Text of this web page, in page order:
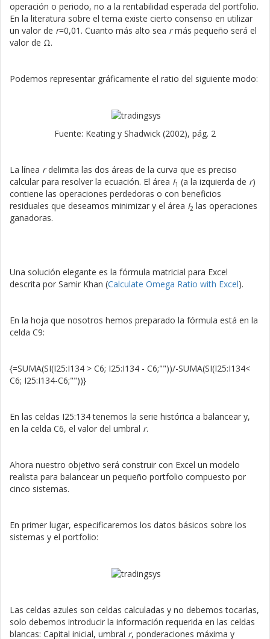
operación o periodo, no a la rentabilidad esperada del portfolio.
En la literatura sobre el tema existe cierto consenso en utilizar
un valor de r=0,01. Cuanto más alto sea rmás pequeño será el
valor de Ω.
Podemos representar gráficamente el ratio del siguiente modo:
Fuente: Keating y Shadwick (2002), pág. 2
La línea rdelimita las dos áreas de la curva que es preciso
calcular para resolver la ecuación. El área I1 (a la izquierda de r)
contiene las operaciones perdedoras o con beneficios
residuales que deseamos minimizar y el área I2 las operaciones
ganadoras.
Una solución elegante es la fórmula matricial para Excel
descrita por Samir Khan (Calculate Omega Ratio with Excel).
En la hoja que nosotros hemos preparado la fórmula está en la
celda C9:
{=SUMA(SI(I25:I134 > C6; I25:I134 - C6;""))/-SUMA(SI(I25:I134<
C6; I25:I134-C6;""))}
En las celdas I25:134 tenemos la serie histórica a balancear y,
en la celda C6, el valor del umbral r.
Ahora nuestro objetivo será construir con Excel un modelo
realista para balancear un pequeño portfolio compuesto por
cinco sistemas.
En primer lugar, especificaremos los datos básicos sobre los
sistemas y el portfolio:
Las celdas azules son celdas calculadas y no debemos tocarlas,
solo debemos introducir la información requerida en las celdas
blancas: Capital inicial, umbral r, ponderaciones máxima y